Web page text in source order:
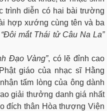
trình diễn có hai bài trường
hợp xướng cùng tên và ba
“Đôi mắt Thái tử Câu Na La”
Đạo Vàng”, có lẽ đỉnh cao
giáo của nhạc sĩ Hằng
tấm lòng của ông dành
giải thưởng danh giá nhất
đích thân Hòa thượng Viện